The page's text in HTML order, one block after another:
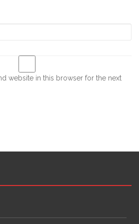
website in this browser for the next